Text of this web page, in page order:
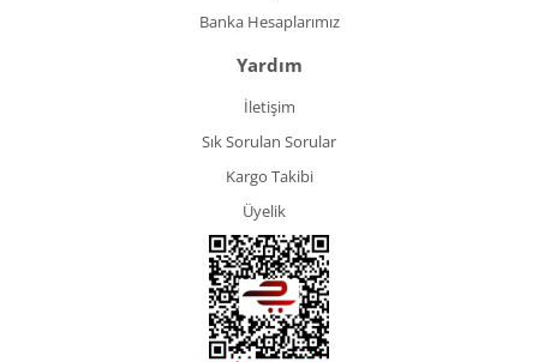
Banka Hesaplarımız
Yardım
İletişim
Sık Sorulan Sorular
Kargo Takibi
Üyelik